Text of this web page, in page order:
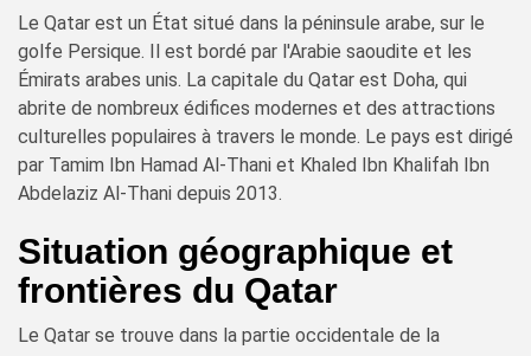
Le Qatar est un État situé dans la péninsule arabe, sur le
golfe Persique. Il est bordé par l'Arabie saoudite et les
Émirats arabes unis. La capitale du Qatar est Doha, qui
abrite de nombreux édifices modernes et des attractions
culturelles populaires à travers le monde. Le pays est dirigé
par Tamim Ibn Hamad Al-Thani et Khaled Ibn Khalifah Ibn
Abdelaziz Al-Thani depuis 2013.
Situation géographique et
frontières du Qatar
Le Qatar se trouve dans la partie occidentale de la